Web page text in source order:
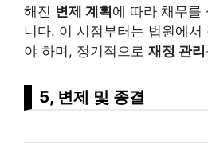
해진 변제 계획에 따라 채무를
니다. 이 시점부터는 법원에서
야 하며, 정기적으로 재정 관리
5, 변제 및 종결